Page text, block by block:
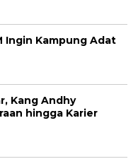
Ingin Kampung Adat
Kang Andhy
hingga Karier